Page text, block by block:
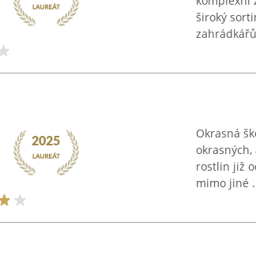
široký
Okrasná
rostlin již
mimo jiné